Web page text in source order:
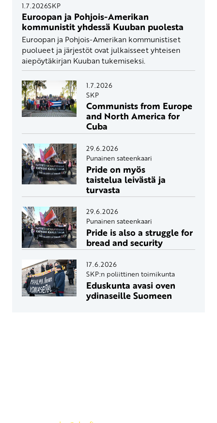
1.7.2026SKP
Euroopan ja Pohjois-Amerikan
kommunistit yhdessä Kuuban puolesta
Euroopan ja Pohjois-Amerikan kommunistiset
puolueet ja järjestöt ovat julkaisseet yhteisen
aiepöytäkirjan Kuuban tukemiseksi.
1.7.2026
SKP
Communists from Europe
and North America for
Cuba
29.6.2026
Punainen sateenkaari
Pride on myös
taistelua leivästä ja
turvasta
29.6.2026
Punainen sateenkaari
Pride is also a struggle for
bread and security
17.6.2026
SKP:n poliittinen toimikunta
Eduskunta avasi oven
ydinaseille Suomeen